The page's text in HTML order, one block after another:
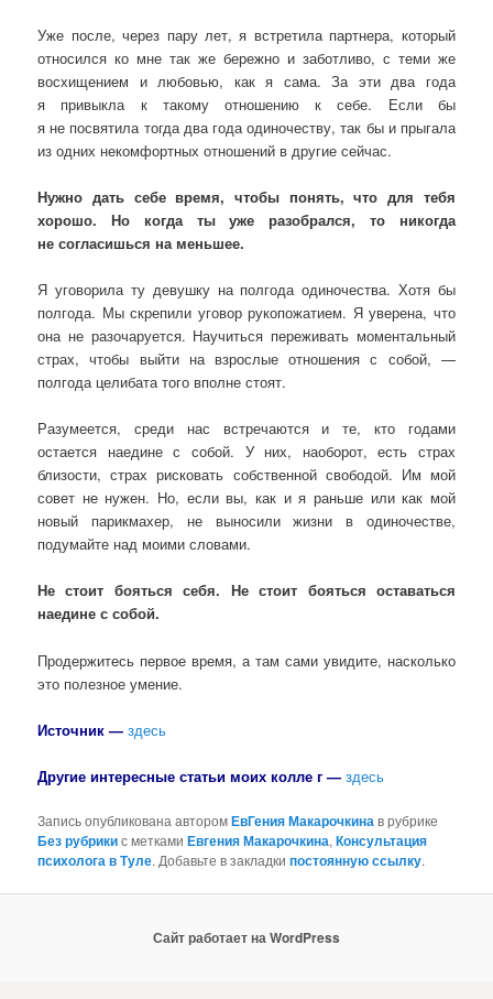
Уже после, через пару лет, я встретила партнера, который
относился ко мне так же бережно и заботливо, с теми же
восхищением и любовью, как я сама. За эти два года
я привыкла к такому отношению к себе. Если бы
я не посвятила тогда два года одиночеству, так бы и прыгала
из одних некомфортных отношений в другие сейчас.
Нужно дать себе время, чтобы понять, что для тебя
хорошо. Но когда ты уже разобрался, то никогда
не согласишься на меньшее.
Я уговорила ту девушку на полгода одиночества. Хотя бы
полгода. Мы скрепили уговор рукопожатием. Я уверена, что
она не разочаруется. Научиться переживать моментальный
страх, чтобы выйти на взрослые отношения с собой, —
полгода целибата того вполне стоят.
Разумеется, среди нас встречаются и те, кто годами
остается наедине с собой. У них, наоборот, есть страх
близости, страх рисковать собственной свободой. Им мой
совет не нужен. Но, если вы, как и я раньше или как мой
новый парикмахер, не выносили жизни в одиночестве,
подумайте над моими словами.
Не стоит бояться себя. Не стоит бояться оставаться
наедине с собой.
Продержитесь первое время, а там сами увидите, насколько
это полезное умение.
Источник — здесь
Другие интересные статьи моих колле г —здесь
Запись опубликована авторомЕвГения Макарочкинав рубрике
Без рубрикис меткамиЕвгения Макарочкина,Консультация
психолога в Туле. Добавьте в закладкипостоянную ссылку.
Сайт работает на WordPress